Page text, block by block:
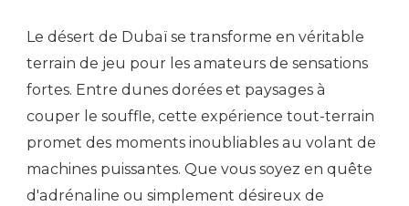
Le désert de Dubaï se transforme en véritable
terrain de jeu pour les amateurs de sensations
fortes. Entre dunes dorées et paysages à
couper le souffle, cette expérience tout-terrain
promet des moments inoubliables au volant de
machines puissantes. Que vous soyez en quête
d'adrénaline ou simplement désireux de